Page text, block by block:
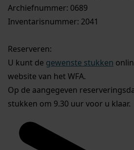
Archiefnummer: 0689
Inventarisnummer: 2041
Reserveren:
U kunt de gewenste stukken
website van het WFA.
Op de aangegeven
stukken om 9.30 uur voor u klaar.